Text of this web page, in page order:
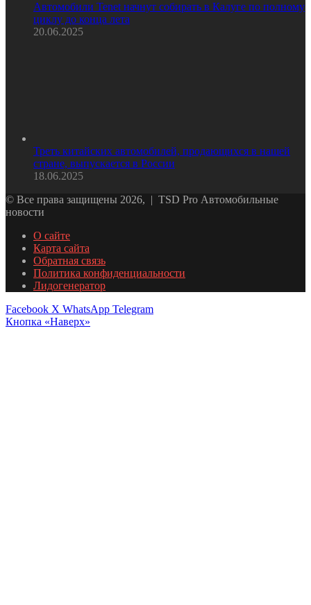
Автомобили Tenet начнут собирать в Калуге по полному
циклу до конца лета
20.06.2025
Треть китайских автомобилей, продающихся в нашей
стране, выпускается в России
18.06.2025
© Все права защищены 2026, | TSD Pro Автомобильные
новости
О сайте
Карта сайта
Обратная связь
Политика конфиденциальности
Лидогенератор
Facebook X WhatsApp Telegram
Кнопка «Наверх»